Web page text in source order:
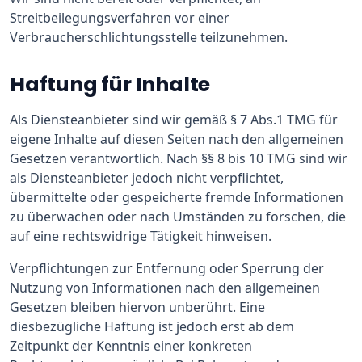
Streitbeilegungsverfahren vor einer
Verbraucherschlichtungsstelle teilzunehmen.
Haftung für Inhalte
Als Diensteanbieter sind wir gemäß § 7 Abs.1 TMG für
eigene Inhalte auf diesen Seiten nach den allgemeinen
Gesetzen verantwortlich. Nach §§ 8 bis 10 TMG sind wir
als Diensteanbieter jedoch nicht verpflichtet,
übermittelte oder gespeicherte fremde Informationen
zu überwachen oder nach Umständen zu forschen, die
auf eine rechtswidrige Tätigkeit hinweisen.
Verpflichtungen zur Entfernung oder Sperrung der
Nutzung von Informationen nach den allgemeinen
Gesetzen bleiben hiervon unberührt. Eine
diesbezügliche Haftung ist jedoch erst ab dem
Zeitpunkt der Kenntnis einer konkreten